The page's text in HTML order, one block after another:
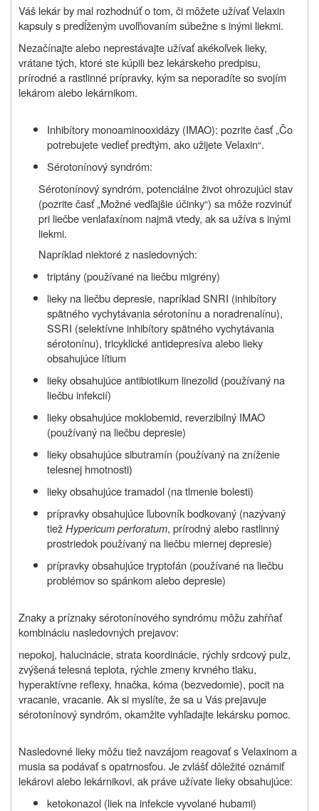
Váš lekár by mal rozhodnúť o tom, či môžete užívať Velaxin
kapsuly s predĺženým uvoľňovaním súbežne s inými liekmi.
Nezačínajte alebo neprestávajte užívať akékoľvek lieky,
vrátane tých, ktoré ste kúpili bez lekárskeho predpisu,
prírodné a rastlinné prípravky, kým sa neporadíte so svojím
lekárom alebo lekárnikom.
Inhibítory monoaminooxidázy (IMAO): pozrite časť „Čo
potrebujete vedieť predtým, ako užijete Velaxin“.
Sérotonínový syndróm:
Sérotonínový syndróm, potenciálne život ohrozujúci stav
(pozrite časť „Možné vedľajšie účinky“) sa môže rozvinúť
pri liečbe venlafaxínom najmä vtedy, ak sa užíva s inými
liekmi.
Napríklad niektoré z nasledovných:
triptány (používané na liečbu migrény)
lieky na liečbu depresie, napríklad SNRI (inhibítory
spätného vychytávania sérotonínu a noradrenalínu),
SSRI (selektívne inhibítory spätného vychytávania
sérotonínu), tricyklické antidepresíva alebo lieky
obsahujúce lítium
lieky obsahujúce antibiotikum linezolid (používaný na
liečbu infekcií)
lieky obsahujúce moklobemid, reverzibilný IMAO
(používaný na liečbu depresie)
lieky obsahujúce sibutramín (používaný na zníženie
telesnej hmotnosti)
lieky obsahujúce tramadol (na tlmenie bolesti)
prípravky obsahujúce ľubovník bodkovaný (nazývaný
tiežHypericum perforatum, prírodný alebo rastlinný
prostriedok používaný na liečbu miernej depresie)
prípravky obsahujúce tryptofán (používané na liečbu
problémov so spánkom alebo depresie)
Znaky a príznaky sérotonínového syndrómu môžu zahŕňať
kombináciu nasledovných prejavov:
nepokoj, halucinácie, strata koordinácie, rýchly srdcový pulz,
zvýšená telesná teplota, rýchle zmeny krvného tlaku,
hyperaktívne reflexy, hnačka, kóma (bezvedomie), pocit na
vracanie, vracanie. Ak si myslíte, že sa u Vás prejavuje
sérotonínový syndróm, okamžite vyhľadajte lekársku pomoc.
Nasledovné lieky môžu tiež navzájom reagovať s Velaxinom a
musia sa podávať s opatrnosťou. Je zvlášť dôležité oznámiť
lekárovi alebo lekárnikovi, ak práve užívate lieky obsahujúce:
ketokonazol (liek na infekcie vyvolané hubami)